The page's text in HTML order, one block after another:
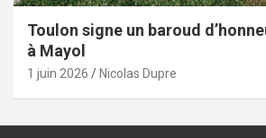
Toulon signe un baroud
à Mayol
1 juin 2026 Nicolas Dupre